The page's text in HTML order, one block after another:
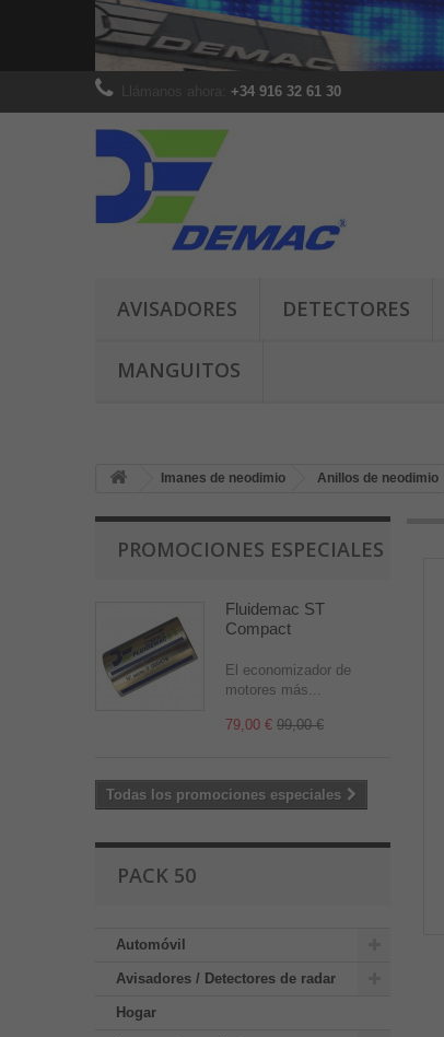
+34 916 32 61 30
AVISADORES DETECTORES
MANGUITOS
Imanes de neodimio Anillos de neodimio
PROMOCIONES ESPECIALES
Fluidemac ST
Compact
El economizador de
motores más...
79,00 € 99,00 €
Todas los promociones especiales
PACK 50
Automóvil
Avisadores / Detectores de radar
Hogar